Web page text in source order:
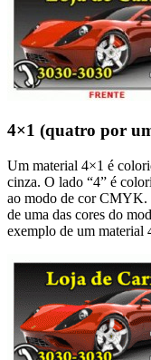
4×1 (quatro por
Um material 4×1 é
cinza. O lado “4” é
ao modo de cor CMYK.
de uma das cores do
exemplo de um material